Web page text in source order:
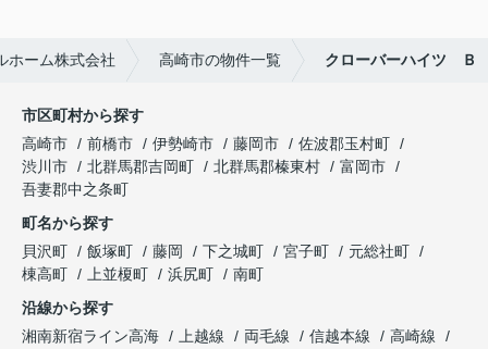
ホーム株式会社 高崎市の物件一覧 クローバーハイツ Ｂ
市区町村から探す
高崎市
前橋市 伊勢崎市 藤岡市
佐波郡玉村町
渋川市
北群馬郡吉岡町 北群馬郡榛東村
富岡市
吾妻郡中之条町
町名から探す
貝沢町
飯塚町 藤岡 下之城町 宮子町
元総社町
棟高町
上並榎町 浜尻町
南町
沿線から探す
湘南新宿ライン高海
上越線 両毛線 信越本線
高崎線